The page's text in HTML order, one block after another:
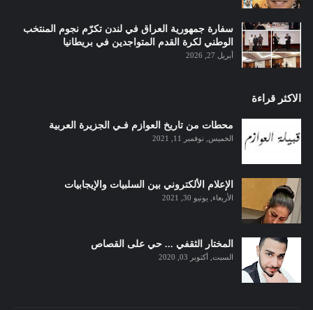
سفارة جمهورية العراق في لندن تكرّم نجوم المنتخب
الوطني لكرة القدم المتواجدين في بريطانيا
أبريل 27, 2026
الاكثر قراءة
محطات من تاريخ العوازم فـي الجزيرة العربية
الخميس, نوفمبر 11, 2021
الإعلام الألكتروني بين السلبيات والإيجابيات
الأربعاء, يونيو 30, 2021
المختار الثقفي ... حي على القصاص
السبت, أكتوبر 03, 2020